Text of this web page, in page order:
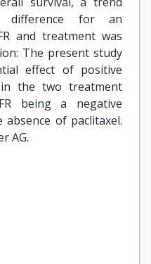
difference for an
and treatment was
The present study
effect of positive
in the two treatment
being a negative
of paclitaxel.
AG.